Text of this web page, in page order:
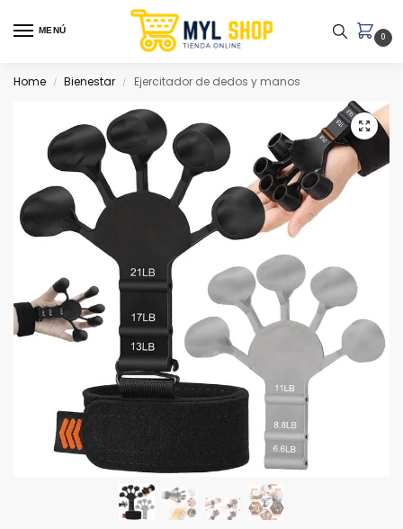
MENÚ
0
Home / Bienestar / Ejercitador de dedos y manos